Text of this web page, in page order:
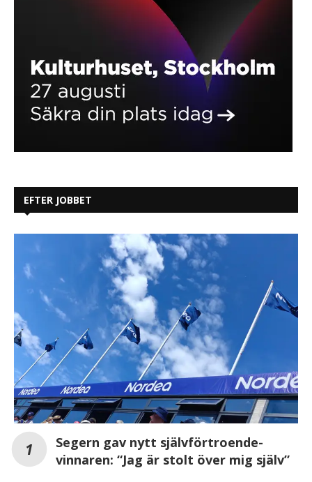
EFTER JOBBET
Segern gav nytt självförtroende-
vinnaren: “Jag är stolt över mig själv”